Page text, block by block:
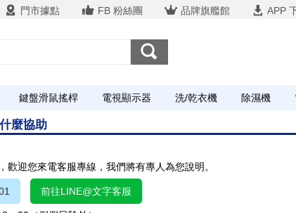
門市據點 FB 粉絲團 品牌旗艦館 APP
鍵盤滑鼠搖桿 電視顯示器 洗/乾衣機 除濕機
麼協助
歡迎您來電客服專線，我們將有專人為您說明。
前往LINE@文字客服